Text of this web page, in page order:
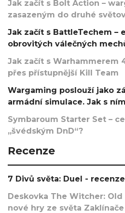
Jak začít s Bolt Action –
zasazeným do druhé
Jak začít s BattleTechem –
obrovitých válečných
Jak začít s Warhammerem
přes přístupnější Kill Team
Wargaming poslouží jako
armádní simulace. Jak s
Symbaroum Starter Set –
„švédským DnD“?
Recenze
7 Divů světa: Duel -
Deskovka The Witcher:
nové hry ze světa Zaklínače